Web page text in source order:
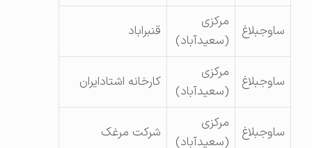
ساوجبلاغ
مرکزی
(سعیدآباد)
قنبراباد
ساوجبلاغ
مرکزی
(سعیدآباد)
کارخانه اشتادایران
ساوجبلاغ
مرکزی
(سعیدآباد)
شرکت مرغک